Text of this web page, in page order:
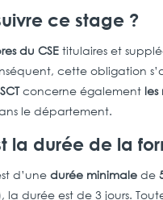
ce stage ?
du CSE titulaires et
cette obligation
concerne également les
le département.
la durée de la
d’unedurée minimale de
la durée est de 3 jours.